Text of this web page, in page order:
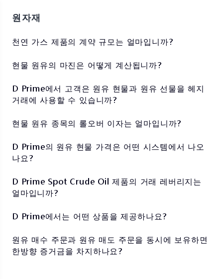
원자재
천연 가스 제품의 계약 규모는 얼마입니까?
현물 원유의 마진은 어떻게 계산됩니까?
D Prime에서 고객은 원유 현물과 원유 선물을 헤지
거래에 사용할 수 있습니까?
현물 원유 종목의 롤오버 이자는 얼마입니까?
D Prime의 원유 현물 가격은 어떤 시스템에서 나오
나요?
D Prime Spot Crude Oil 제품의 거래 레버리지는
얼마입니까?
D Prime에서는 어떤 상품을 제공하나요?
원유 매수 주문과 원유 매도 주문을 동시에 보유하면
한방향 증거금을 차지하나요?